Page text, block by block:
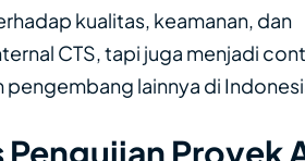
kualitas, keamanan, dan
CTS, tapi juga menjadi
lainnya di
Proyek